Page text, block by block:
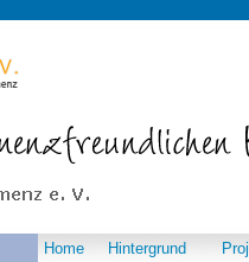
Home Hintergrund